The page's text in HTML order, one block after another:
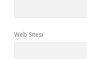
Web Sitesi